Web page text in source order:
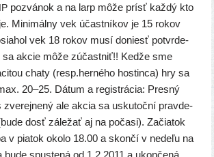
pozvá­nok a na larp môže prí­sť kaž­dý kto
Minimálny vek účast­ní­kov je 15 rokov
vek 18 rokov musí doniesť potvr­de­
sa akcie môže zúčast­niť!! Kedže sme
cha­ty (resp.herného hos­tin­ca) hry sa
20–25. Dátum a regis­trá­cia: Presný
zve­rej­ne­ný ale akcia sa usku­toč­ní prav­de­
dosť zále­žať aj na poča­si). Začiatok
v pia­tok oko­lo 18.00 a skon­čí v nede­ľu na
bude spus­te­ná od 1.2.2011 a ukon­če­ná